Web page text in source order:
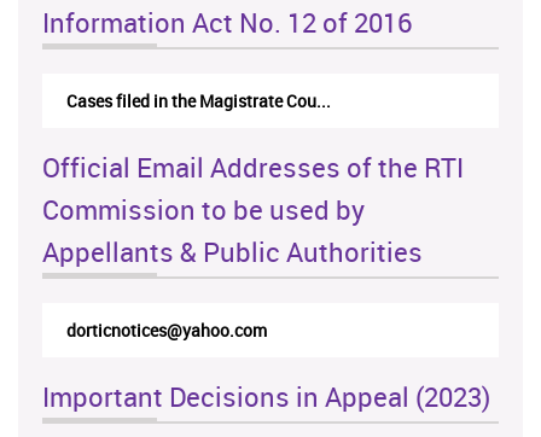
Information Act No. 12 of 2016
Cases filed in the Magistrate Cou...
Official Email Addresses of the RTI
Commission to be used by
Appellants & Public Authorities
rticappeals@gmail.com
Important Decisions in Appeal (2023)